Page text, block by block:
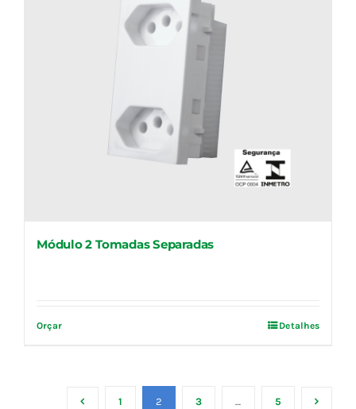
Módulo 2 Tomadas Separadas
Orçar Detalhes
1 2 3 … 5